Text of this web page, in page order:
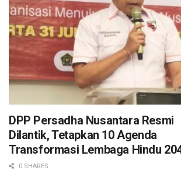
DPP Persadha Nusantara Resmi
Dilantik, Tetapkan 10 Agenda
Transformasi Lembaga Hindu
0 SHARES